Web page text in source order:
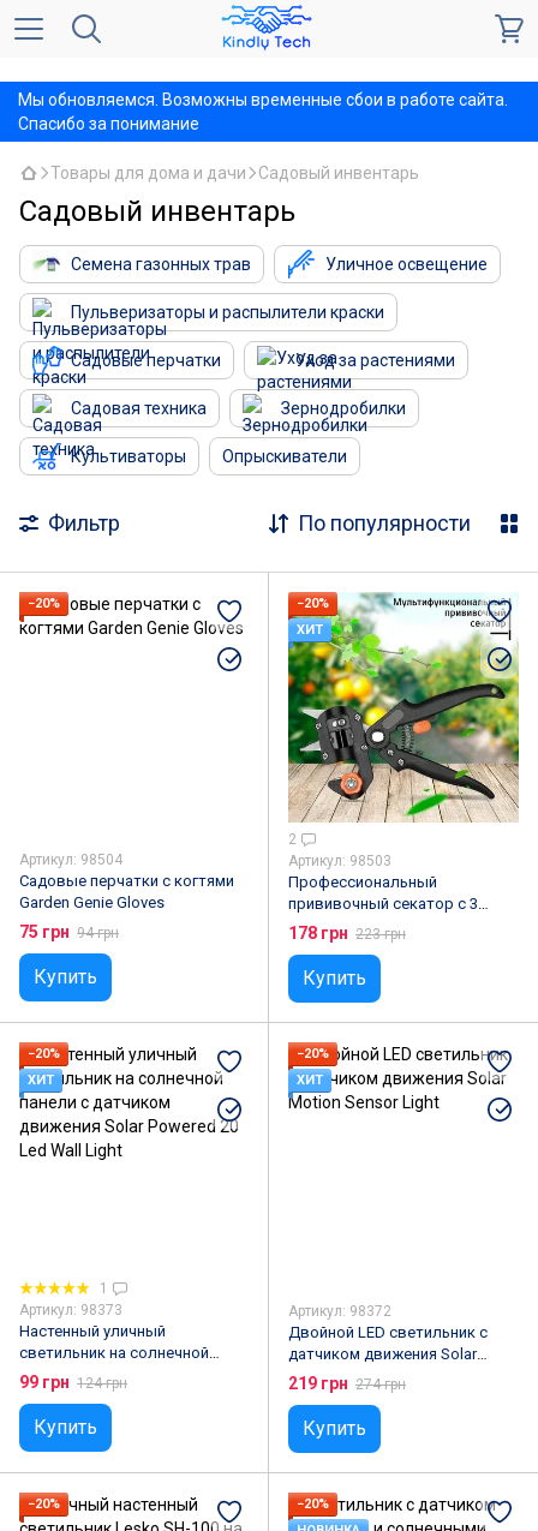
Мы обновляемся. Возможны временные сбои в работе сайта.
Спасибо за понимание
Товары для дома и дачи Садовый инвентарь
Садовый инвентарь
Семена газонных трав Уличное освещение
Пульверизаторы и распылители краски
Садовые перчатки Уход за растениями
Садовая техника Зернодробилки
Культиваторы Опрыскиватели
Фильтр По популярности
−20%
Артикул: 98504
Садовые перчатки с когтями
Garden Genie Gloves
75 грн 94 грн
Купить
−20%
ХИТ
2
Артикул: 98503
Профессиональный
прививочный секатор с 3
ножами для обрезки и
прививки деревьев Titan
Professional Grafting Tool
178 грн 223 грн
Купить
−20%
ХИТ
1
Артикул: 98373
Настенный уличный
светильник на солнечной
панели с датчиком движения
Solar Powered 20 Led Wall Light
99 грн 124 грн
Купить
−20%
ХИТ
Артикул: 98372
Двойной LED светильник с
датчиком движения Solar
Motion Sensor Light
219 грн 274 грн
Купить
−20%
−20%